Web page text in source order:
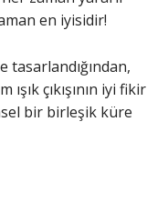
en iyisidir!
tasarlandığından,
çıkışının iyi fikir
bir birleşik küre